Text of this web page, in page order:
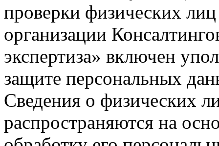
проверки физических
организации
экспертиза» включен
защите персональных
Сведения о физических
распространяются на